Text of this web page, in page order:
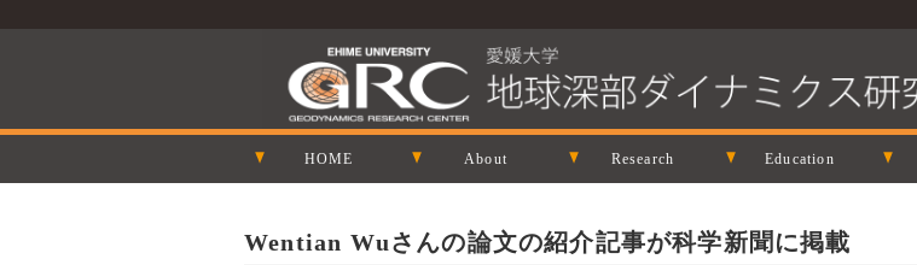
HOME About Research Education
Wentian Wuさんの論文の紹介記事が科学新聞に掲載